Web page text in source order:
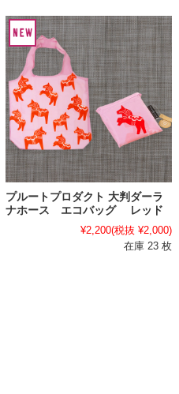
プルートプロダクト 大判ダーラ
ナホース エコバッグ レッド
¥2,200(税抜 ¥2,000)
在庫 23 枚